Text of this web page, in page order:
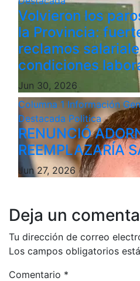
Volvieron los
la Provincia:
reclamos
condiciones
Jun 30, 2026
Columna 1 Información
Destacada Politica
RENUNCIÓ
REEMPLAZARÍA
Jun 27, 2026
Deja un
Tu dirección de correo
Los campos obligatorios
Comentario *